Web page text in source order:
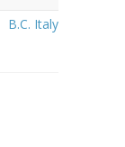
B.C. Italy